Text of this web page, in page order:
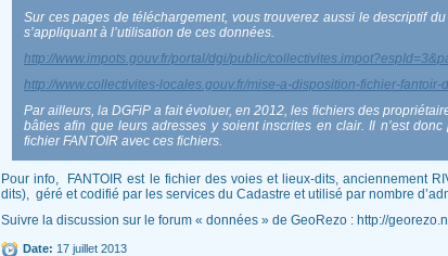
Sur ces pages de téléchargement, vous trouverez aussi le descriptif
s’appliquant à l’utilisation de ces données.
http://www.impots.gouv.fr/portal/dgi/public/
http://www.collectivites-locales.gouv.fr/mise-a-disposition-fichier-fantoir-
Par ailleurs, la DGFiP a fait évoluer, en 2012, les fichiers des
bâties afin que leurs adresses y soient inscrites en clair. Il n’est
fichier FANTOIR avec ces fichiers.
Pour info, FANTOIR est le fichier des voies et lieux-dits, anciennement
dits), géré et codifié par les services du Cadastre et utilisé par nombre
Suivre la discussion sur le forum « données » de GeoRezo : http://
Date: 17 juillet 2013